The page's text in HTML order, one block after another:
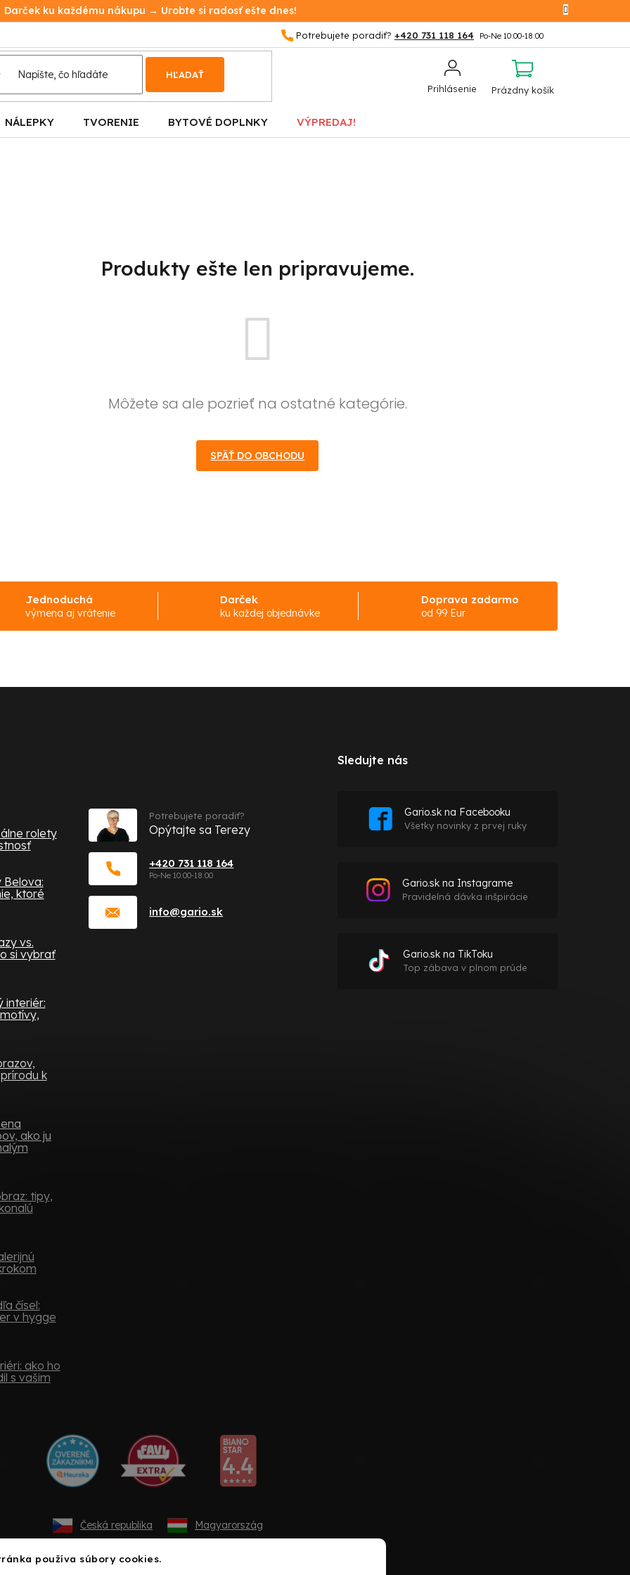
používa súbory cookies.
Darček ku každému nákupu → Urobte si radosť ešte dnes!
+420 731 118 164
Prihlásenie
HĽADAŤ
NÁKUPNÝ
Prázdny košík
NÁLEPKY TVORENIE BYTOVÉ DOPLNKY VÝPREDAJ!
Produkty ešte len pripravujeme.
Môžete sa ale pozrieť na ostatné kategórie.
SPÄŤ DO OBCHODU
Jednoduchá
výmena aj vrátenie
Darček
ku každej objednávke
Doprava zadarmo
od 99 Eur
rolety
ktoré
vs.
si vybrať
interiér:
k
ako ju
tipy,
čísel:
v hygge
ako ho
s vašim
info@gario.sk
+420 731 118 164
Potrebujete poradiť?
Opýtajte sa Terezy
Sledujte nás
Gario.sk na Facebooku
Všetky novinky z prvej ruky
Gario.sk na Instagrame
Pravidelná dávka inšpirácie
Gario.sk na TikToku
Top zábava v plnom prúde
Česká republika Magyarország